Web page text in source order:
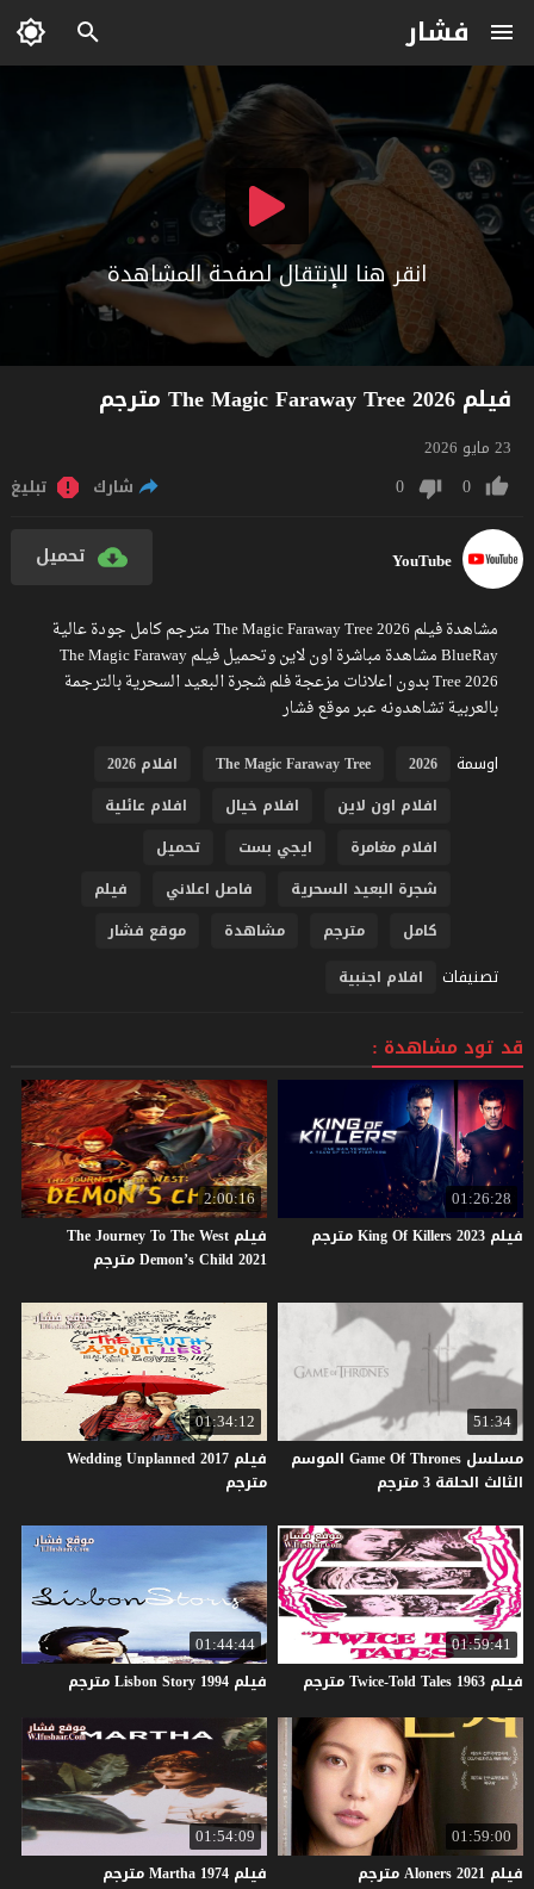
فشار
انقر هنا للإنتقال لصفحة المشاهدة
فيلم The Magic Faraway Tree 2026 مترجم
23 مايو 2026
0
0 شارك تبليغ
YouTube تحميل
مشاهدة فيلم The Magic Faraway Tree 2026 مترجم كامل جودة عالية
BlueRay مشاهدة مباشرة اون لاين وتحميل فيلم The Magic Faraway
Tree 2026 بدون اعلانات مزعجة فلم شجرة البعيد السحرية بالترجمة
بالعربية تشاهدونه عبر موقع فشار
اوسمة
2026
The Magic Faraway Tree
افلام 2026
افلام اون لاين
افلام خيال
افلام عائلية
افلام مغامرة
ايجي بست
تحميل
شجرة البعيد السحرية
فاصل اعلاني
فيلم
كامل
مترجم مشاهدة موقع فشار
تصنيفات افلام اجنبية
قد تود مشاهدة :
01:26:28
فيلم KingOfKillers2023 مترجم
2:00:16
فيلم The Journey To The West
Demon’s Child 2021 مترجم
51:34
مسلسل Game Of Thrones الموسم
الثالث الحلقة 3 مترجم
01:34:12
فيلم Wedding Unplanned 2017
مترجم
01:59:41
فيلم Twice-ToldTales 1963 مترجم
01:44:44
فيلم LisbonStory 1994 مترجم
01:59:00
فيلم Aloners2021 مترجم
01:54:09
فيلم Martha 1974 مترجم